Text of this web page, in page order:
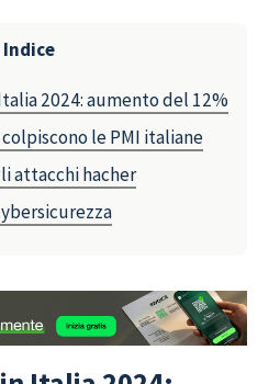
Indice
2024: aumento del 12%
le PMI italiane
attacchi hacher